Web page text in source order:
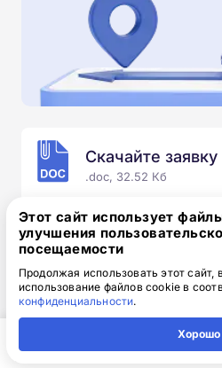
Скачайте
.doc, 32.52 Кб
Скачайте шаблон, заполните
электронной почтеinfo@1-
Обязательно укажите
Наш специалист свяжется с
детали.
Этот сайт использует
улучшения
посещаемости
Продолжая использовать этот сайт,
использование файлов cookie в
конфиденциальности.
Хорошо